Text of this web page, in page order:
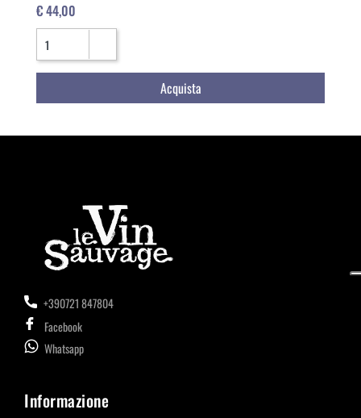
€ 44,00
Quantità
Acquista
+390721 847804
Facebook
Whatsapp
Informazione